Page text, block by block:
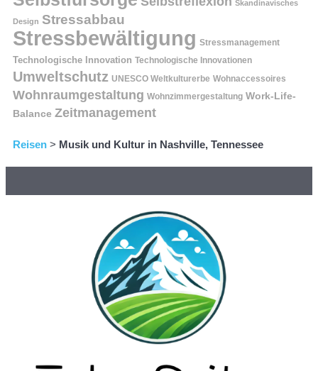
Skandinavisches
Design Stressabbau
Stressbewältigung Stressmanagement
Technologische Innovation Technologische Innovationen
Umweltschutz UNESCO Weltkulturerbe Wohnaccessoires
Wohnraumgestaltung Wohnzimmergestaltung Work-Life-
Balance Zeitmanagement
Reisen > Musik und Kultur in Nashville, Tennessee